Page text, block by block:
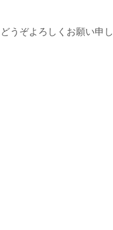
うぞよろしくお願い申し